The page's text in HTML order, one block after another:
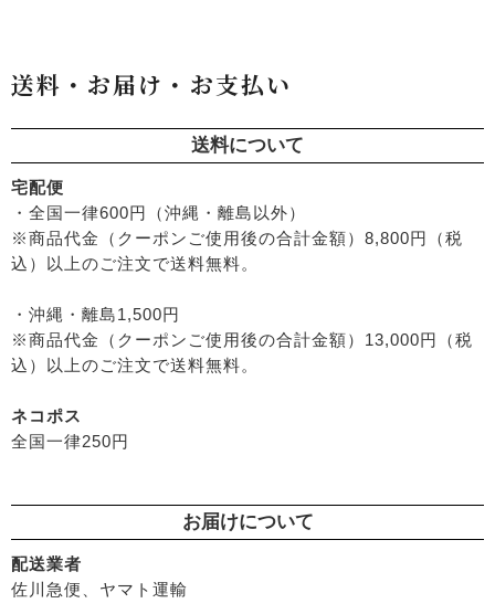
├クリーム・オイル
男性におすすめスキンケア
├ファンデーション
├リップ・ハンドケア
├入浴用
└デオドラント
├
├ヘアケア
├無添加シャンプー
├無添加コンディショナーなど
├ヘアミスト・ヘアオイル
├界面活性剤不使用シャンプー
├メイク
├クレンジンク
├ マヨネーズ・ソース・甘味料
├玄米・穀類・粉類・シリアル
├麺・パスタ類
├漬物・乾物・海藻
├加工品
└コーヒー・茶類
├かつらぎ（マグポーリン）
├五條良品販売（五條の霧水）
├コズグロ
├ジザニア
├
ナイアード
├ハーブ研究所（山澤清）
├パルセイユ（ボンヌプランツ）
├
ぺカルト
├ロゴナ
├グリーンハートインターナショナル
├カンホアの塩
├マルカワ味噌
├
ヤマヒサ
├無添加石鹸
└オーラルケア
送料・お届け・お支払い
送料について
宅配便
・全国一律600円（沖縄・離島以外）
※商品代金（クーポンご使用後の合計金額）8,800円（税
込）以上のご注文で送料無料。
・沖縄・離島1,500円
※商品代金（クーポンご使用後の合計金額）13,000円（税
込）以上のご注文で送料無料。
ネコポス
全国一律250円
お届けについて
配送業者
佐川急便、ヤマト運輸